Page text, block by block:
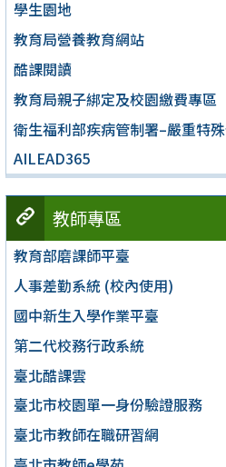
學生園地
教育局營養教育網站
酷課閱讀
教育局親子綁定及校園繳費專區
衛生福利部疾病管制署–嚴重特
AILEAD365
教師專區
教育部磨課師平臺
人事差勤系統 (校內使用)
國中新生入學作業平臺
第二代校務行政系統
臺北酷課雲
臺北市校園單一身份驗證服務
臺北市教師在職研習網